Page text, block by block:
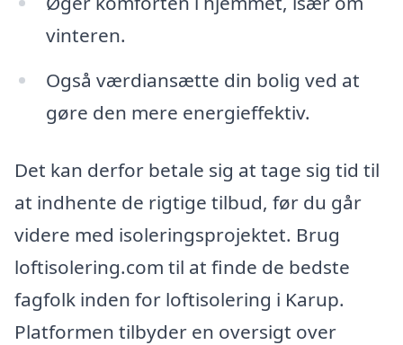
vinteren.
Også værdiansætte din bolig ved at
gøre den mere energieffektiv.
Det kan derfor betale sig at tage sig tid til
at indhente de rigtige tilbud, før du går
videre med isoleringsprojektet. Brug
loftisolering.com til at finde de bedste
fagfolk inden for loftisolering i Karup.
Platformen tilbyder en oversigt over